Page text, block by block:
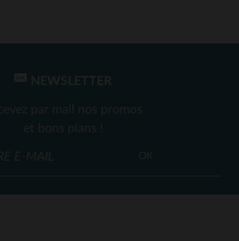
NEWSLETTER
par mail nos promos
et bons plans !
OK